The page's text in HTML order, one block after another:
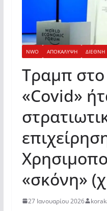
NWO ΑΠΟΚΑΛΥΨΗ ΔΙΕΘΝΗ
Τραμπ
«Covid»
«σκόνη»
27 Ιανουαρίου 2026